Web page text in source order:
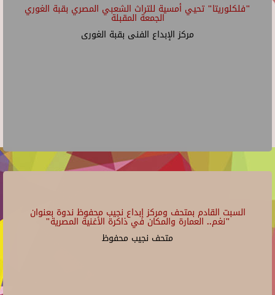
"فلكلوريتا" تحيي أمسية للتراث الشعبي المصري بقبة الغوري
الجمعة المقبلة
مركز الإبداع الفنى بقبة الغورى
السبت القادم بمتحف ومركز إبداع نجيب محفوظ ندوة بعنوان
"نغم.. العمارة والمكان في ذاكرة الأغنية المصرية"
متحف نجيب محفوظ